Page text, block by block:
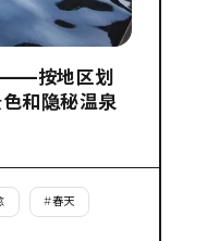
——按地区划
色和隐秘温泉
#春天